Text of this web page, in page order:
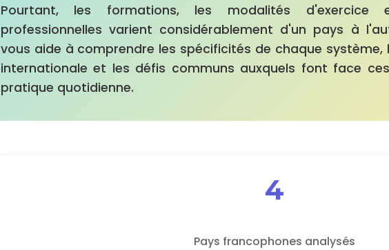
Pourtant, les formations, les modalités d'exercice
professionnelles varient considérablement d'un pays à
vous aide à comprendre les spécificités de chaque système,
internationale et les défis communs auxquels font face
pratique quotidienne.
4
Pays francophones analysés